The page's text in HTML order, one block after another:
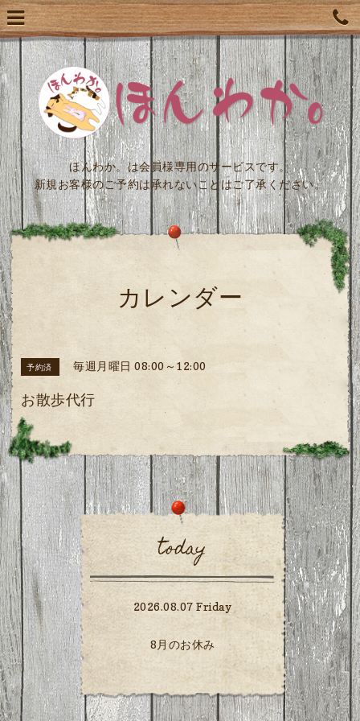
ほんわか。は会員様専用のサービスです。
新規お客様のご予約は承れないことはご了承ください。
カレンダー
予約済 毎週月曜日 08:00～12:00
お散歩代行
today
2026.08.07 Friday
8月のお休み